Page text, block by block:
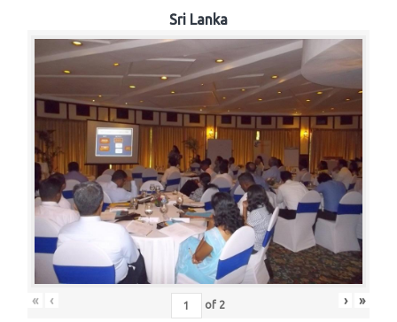
Sri Lanka
« ‹ of 2 › »